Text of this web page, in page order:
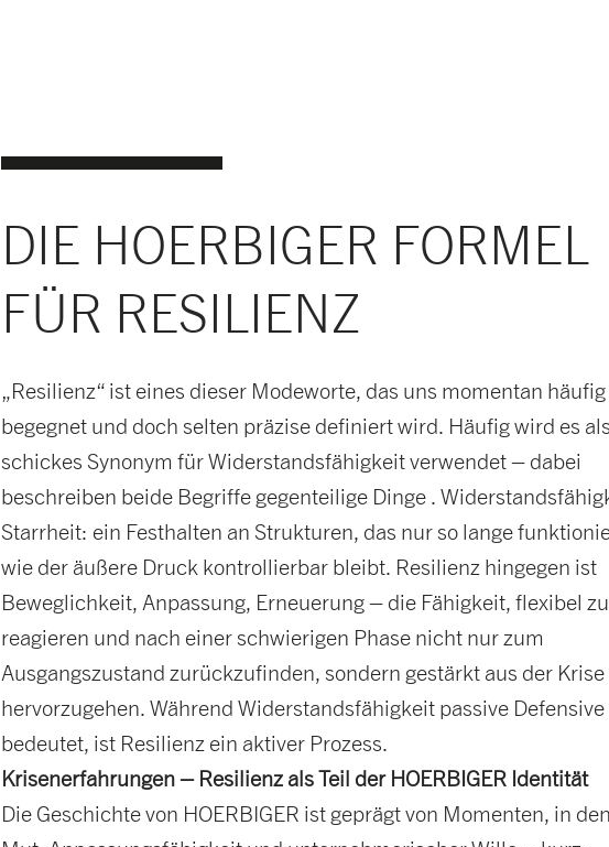
DIE HOERBIGER FORMEL
FÜR RESILIENZ
„Resilienz“ ist eines dieser Modeworte, das uns momentan häufig
begegnet und doch selten präzise definiert wird. Häufig wird es als
schickes Synonym für Widerstandsfähigkeit verwendet – dabei
beschreiben beide Begriffe gegenteilige Dinge .
Starrheit: ein Festhalten an Strukturen, das nur so lange
wie der äußere Druck kontrollierbar bleibt. Resilienz hingegen ist
Beweglichkeit, Anpassung, Erneuerung – die Fähigkeit, flexibel zu
reagieren und nach einer schwierigen Phase nicht nur zum
Ausgangszustand zurückzufinden, sondern gestärkt aus der Krise
hervorzugehen. Während Widerstandsfähigkeit passive Defensive
bedeutet, ist Resilienz ein aktiver Prozess.
Krisenerfahrungen – Resilienz als Teil der HOERBIGER Identität
Die Geschichte von HOERBIGER ist geprägt von Momenten, in